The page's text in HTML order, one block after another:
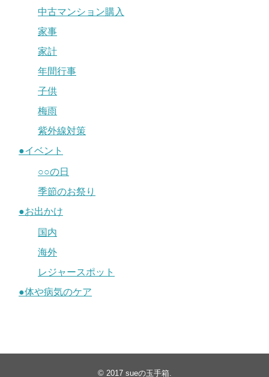
中古マンション購入
家事
家計
年間行事
子供
梅雨
紫外線対策
●イベント
○○の日
季節のお祭り
●お出かけ
国内
海外
レジャースポット
●体や病気のケア
© 2017 sueの玉手箱.